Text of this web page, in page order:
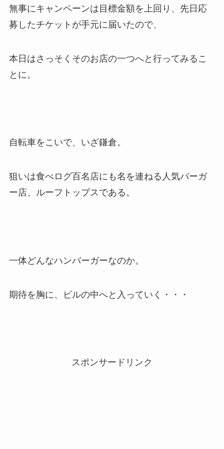
無事にキャンペーンは目標金額を上回り、先日応
募したチケットが手元に届いたので、
本日はさっそくそのお店の一つへと行ってみるこ
とに。
自転車をこいで、いざ鎌倉。
狙いは食べログ百名店にも名を連ねる人気バーガ
ー店、ルーフトップスである。
一体どんなハンバーガーなのか。
期待を胸に、ビルの中へと入っていく・・・
スポンサードリンク